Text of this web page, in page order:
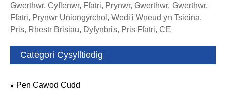
Gwerthwr, Cyflenwr, Ffatri, Prynwr, Gwerthwr, Gwerthwr,
Ffatri, Prynwr Uniongyrchol, Wedi'i Wneud yn Tsieina,
Pris, Rhestr Brisiau, Dyfynbris, Pris Ffatri, CE
Categori Cysylltiedig
Pen Cawod Cudd